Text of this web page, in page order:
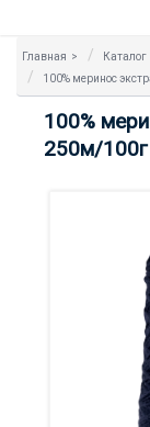
Главная > Каталог
100% меринос
100%
250м/100г